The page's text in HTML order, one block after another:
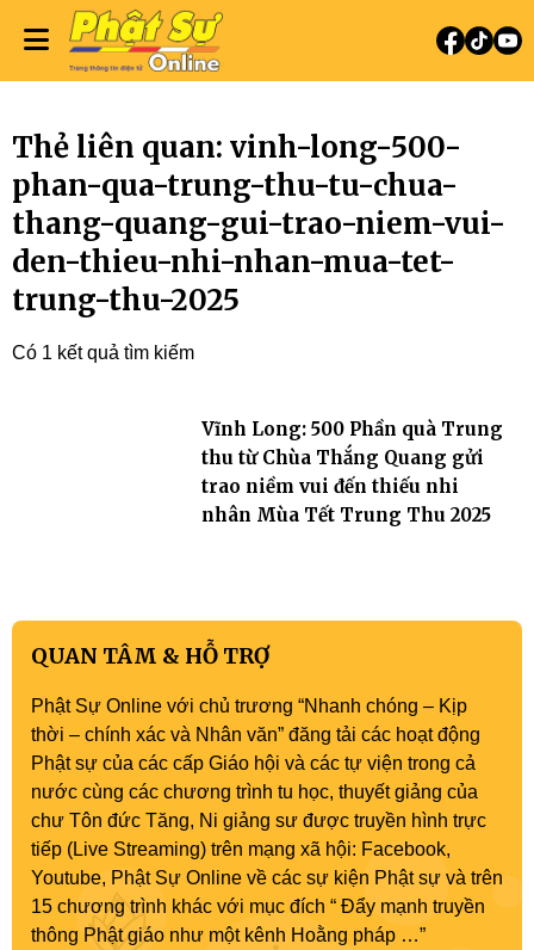
Thẻ liên quan: vinh-long-500-
phan-qua-trung-thu-tu-chua-
thang-quang-gui-trao-niem-vui-
den-thieu-nhi-nhan-mua-tet-
trung-thu-2025
Có 1 kết quả tìm kiếm
Vĩnh Long: 500 Phần quà Trung
thu từ Chùa Thắng Quang gửi
trao niềm vui đến thiếu nhi
nhân Mùa Tết Trung Thu 2025
QUAN TÂM & HỖ TRỢ
Phật Sự Online với chủ trương “Nhanh chóng – Kịp
thời – chính xác và Nhân văn” đăng tải các hoạt động
Phật sự của các cấp Giáo hội và các tự viện trong cả
nước cùng các chương trình tu học, thuyết giảng của
chư Tôn đức Tăng, Ni giảng sư được truyền hình trực
tiếp (Live Streaming) trên mạng xã hội: Facebook,
Youtube, Phật Sự Online về các sự kiện Phật sự và trên
15 chương trình khác với mục đích “ Đẩy mạnh truyền
thông Phật giáo như một kênh Hoằng pháp …”